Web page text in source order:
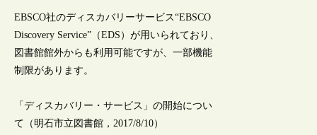
EBSCO社のディスカバリーサービス“EBSCO
Discovery Service”（EDS）が用いられており、
図書館館外からも利用可能ですが、一部機能
制限があります。
「ディスカバリー・サービス」の開始につい
て（明石市立図書館，2017/8/10）